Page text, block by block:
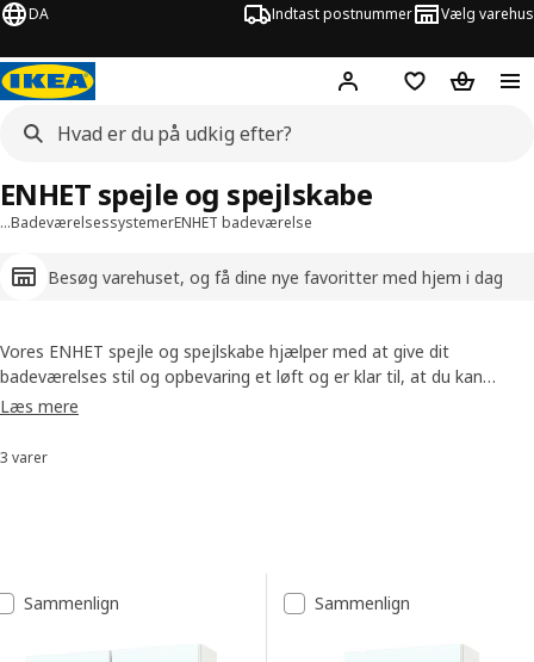
DA Indtast postnummer Vælg varehus
Hej! Log ind her
Huskeliste
Kurv
…BadeværelsessystemerENHET badeværelse
Besøg varehuset, og få dine nye favoritter med hjem i dag
ENHET spejle og spejlskabe
Vores ENHET spejle og spejlskabe hjælper med at give dit
badeværelses stil og opbevaring et løft og er klar til, at du kan
tjekke makeuppen eller barberskummet. De kan også få rummet til
herunder løsninger med åbne hylder.
Læs mere
Sorter og filtrer
3 varer
Resultatliste
Sammenlign Sammenlign